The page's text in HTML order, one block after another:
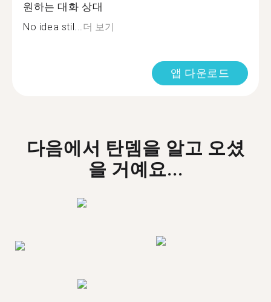
원하는 대화 상대
No idea stil...더 보기
앱 다운로드
다음에서 탄뎀을 알고 오셨
을 거예요...